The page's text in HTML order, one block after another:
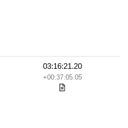
03:16:21.20
+00:37:05.05